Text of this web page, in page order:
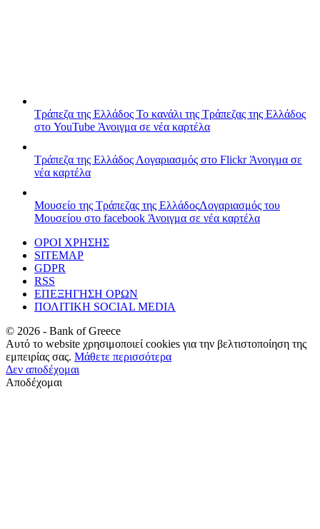
Τράπεζα της Ελλάδος Το κανάλι της Τράπεζας της Ελλάδος
στο YouTube Άνοιγμα σε νέα καρτέλα
Τράπεζα της ΕλλάδοςΛογαριασμός στο FlickrΆνοιγμα σε
νέα καρτέλα
Μουσείο της Τράπεζας της ΕλλάδοςΛογαριασμός του
Μουσείου στο facebook Άνοιγμα σε νέα καρτέλα
ΟΡΟΙ ΧΡΗΣΗΣ
SITEMAP
GDPR
RSS
ΕΠΕΞΗΓΗΣΗ ΟΡΩΝ
ΠΟΛΙΤΙΚΗ SOCIAL MEDIA
© 2026 - Bank of Greece
Αυτό το website χρησιμοποιεί cookies για την βελτιστοποίηση της
εμπειρίας σας. Μάθετε περισσότερα
Δεν αποδέχομαι
Αποδέχομαι